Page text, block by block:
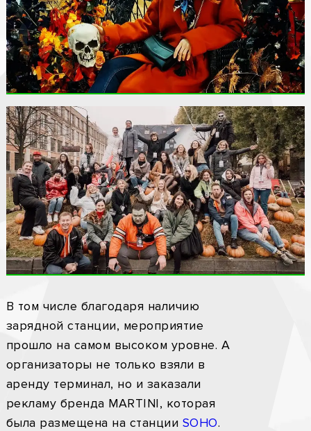
В том числе благодаря наличию
зарядной станции, мероприятие
прошло на самом высоком уровне. А
организаторы не только взяли в
аренду терминал, но и заказали
рекламу бренда MARTINI, которая
была размещена на станции SOHO.